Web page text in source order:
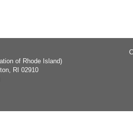
of Rhode Island)
RI 02910